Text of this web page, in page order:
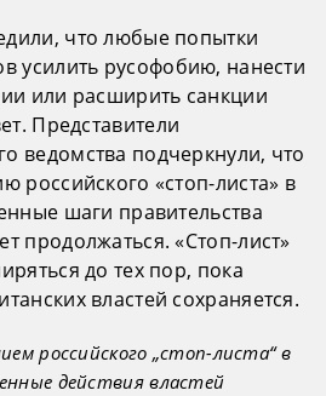
что любые попытки
усилить русофобию, нанести
или расширить санкции
Представители
ведомства подчеркнули, что
российского «стоп-листа» в
шаги правительства
продолжаться. «Стоп-лист»
до тех пор, пока
властей сохраняется.
российского „стоп-листа“ в
действия властей